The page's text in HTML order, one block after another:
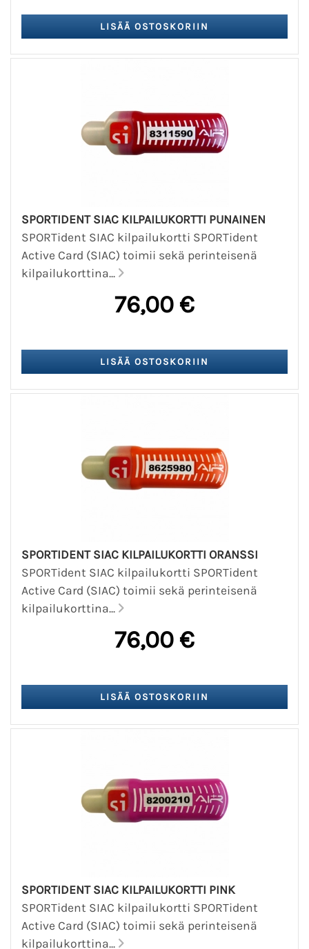
SPORTIDENT SIAC KILPAILUKORTTI PUNAINEN
SPORTident SIAC kilpailukortti SPORTident
Active Card (SIAC) toimii sekä perinteisenä
kilpailukorttina...
76,00 €
SPORTIDENT SIAC KILPAILUKORTTI ORANSSI
SPORTident SIAC kilpailukortti SPORTident
Active Card (SIAC) toimii sekä perinteisenä
kilpailukorttina...
76,00 €
SPORTIDENT SIAC KILPAILUKORTTI PINK
SPORTident SIAC kilpailukortti SPORTident
Active Card (SIAC) toimii sekä perinteisenä
kilpailukorttina...